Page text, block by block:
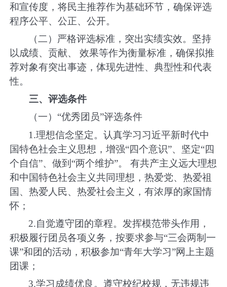
和宣传度，将民主推荐作为基础环节，确保评选
程序公平、公正、公开。
（二）严格评选标准，突出实绩实效。坚持
以成绩、贡献、 效果等作为衡量标准，确保拟推
荐对象有突出事迹，体现先进性、典型性和代表
性。
三、评选条件
（一） “优秀团员”评选条件
1.理想信念坚定。认真学习习近平新时代中
国特色社会主义思想，增强“四个意识”、坚定“四
个自信”、做到 “两个维护”。 有共产主义远大理想
和中国特色社会主义共同理想，热爱党、热爱祖
国、热爱人民、热爱社会主义，有浓厚的家国情
怀；
2.自觉遵守团的章程。发挥模范带头作用，
积极履行团员各项义务，按要求参与“三会两制一
课”和团的活动，积极参加“青年大学习”网上主题
团课；
3.学习成绩优良。遵守校纪校规，无违规违